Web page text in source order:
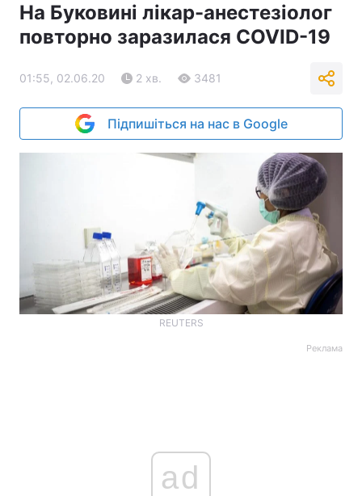
На Буковині лікар-анестезіолог
повторно заразилася COVID-19
01:55, 02.06.20 2 хв. 3481
Підпишіться на нас в Google
REUTERS
Реклама
ad